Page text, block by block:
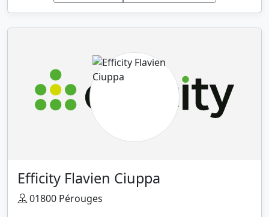
Efficity Flavien Ciuppa
01800 Pérouges